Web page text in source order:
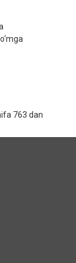
763 dan